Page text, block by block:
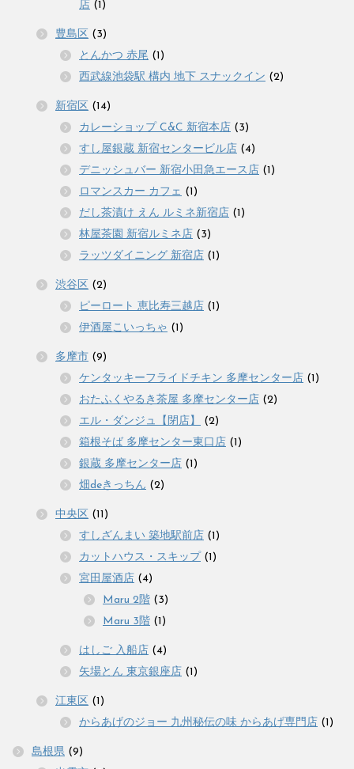
店 (1)
豊島区 (3)
とんかつ 赤尾 (1)
西武線池袋駅 構内 地下 スナックイン (2)
新宿区 (14)
カレーショップ C&C 新宿本店 (3)
すし屋銀蔵 新宿センタービル店 (4)
デニッシュバー 新宿小田急エース店 (1)
ロマンスカー カフェ (1)
だし茶漬け えん ルミネ新宿店 (1)
林屋茶園 新宿ルミネ店 (3)
ラッツダイニング 新宿店 (1)
渋谷区 (2)
ピーロート 恵比寿三越店 (1)
伊酒屋こいっちゃ (1)
多摩市 (9)
ケンタッキーフライドチキン 多摩センター店 (1)
おたふくやるき茶屋 多摩センター店 (2)
エル・ダンジュ【閉店】
(2)
箱根そば 多摩センター東口店 (1)
銀蔵 多摩センター店 (1)
畑deきっちん (2)
中央区 (11)
すしざんまい 築地駅前店 (1)
カットハウス・スキップ (1)
宮田屋酒店 (4)
Maru 2階 (3)
Maru 3階 (1)
はしご 入船店 (4)
矢場とん 東京銀座店 (1)
江東区 (1)
からあげのジョー 九州秘伝の味 からあげ専門店 (1)
島根県 (9)